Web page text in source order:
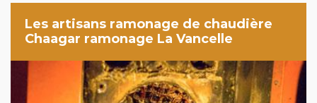
Les artisans ramonage de chaudière
Chaagar ramonage La Vancelle